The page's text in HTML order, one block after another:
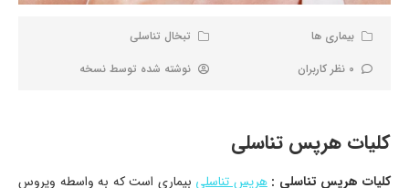
بیماری ها
تبخال تناسلی
0 نظر کاربران
نوشته شده توسط نسخه
کلیات هرپس تناسلی
کلیات هرپس تناسلی : هرپس تناسلی بیماری است که به واسطه ویروس